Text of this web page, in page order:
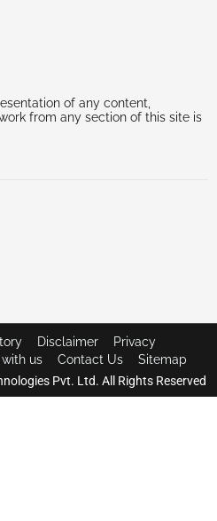
of any content,
from any section of this site is
Pvt. Ltd. All Rights Reserved
Disclaimer
Privacy
us Contact Us Sitemap